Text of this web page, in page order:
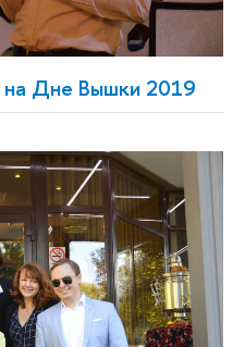
Дне Вышки 2019